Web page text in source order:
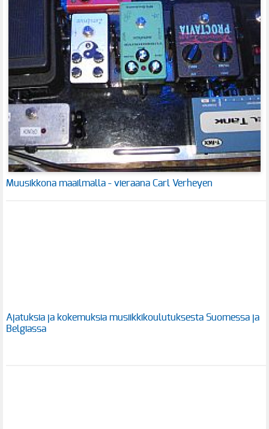
Muusikkona maailmalla - vieraana Carl Verheyen
Ajatuksia ja kokemuksia musiikkikoulutuksesta Suomessa ja
Belgiassa